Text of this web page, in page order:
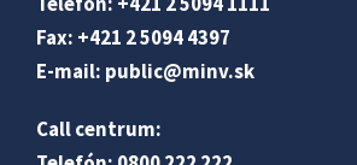
Fax: +421 2 5094 4397
E-mail: public@minv.sk
Call centrum: